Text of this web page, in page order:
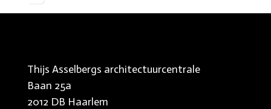
Thijs Asselbergs architectuurcentrale
Baan 25a
2012 DB Haarlem